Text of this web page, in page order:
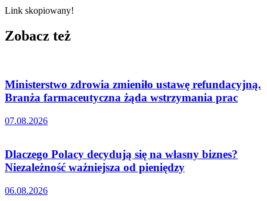
Link skopiowany!
Zobacz też
Ministerstwo zdrowia zmieniło ustawę refundacyjną.
Branża farmaceutyczna żąda wstrzymania prac
07.08.2026
Dlaczego Polacy decydują się na własny biznes?
Niezależność ważniejsza od pieniędzy
06.08.2026